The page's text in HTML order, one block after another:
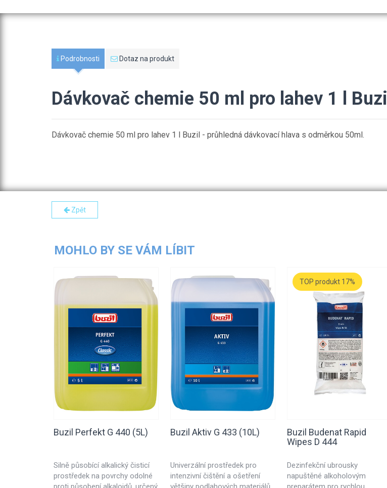
Podrobnosti Dotaz na produkt
Dávkovač chemie 50 ml pro lahev 1 l Buzil
Dávkovač chemie 50 ml pro lahev 1 l Buzil - průhledná dávkovací hlava s odměrkou 50ml.
Zpět
MOHLO BY SE VÁM LÍBIT
Buzil Perfekt G 440 (5L)
Silně působící alkalický čisticí
prostředek na povrchy odolné
Buzil Aktiv G 433 (10L)
Univerzální prostředek pro
intenzivní čištění a ošetření
TOP produkt 17%
Buzil Budenat Rapid
Wipes D 444
Dezinfekční ubrousky
napuštěné alkoholovým